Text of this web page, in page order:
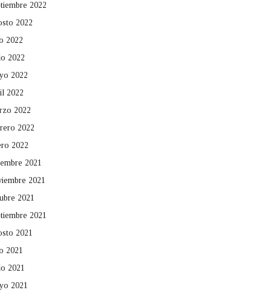
2022
2022
2022
2022
2022
2022
2022
2022
2022
2021
2021
2021
2021
2021
2021
2021
2021